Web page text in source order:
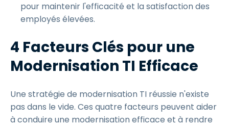
pour maintenir l'efficacité et la satisfaction des
employés élevées.
4 Facteurs Clés pour une
Modernisation TI Efficace
Une stratégie de modernisation TI réussie n'existe
pas dans le vide. Ces quatre facteurs peuvent aider
à conduire une modernisation efficace et à rendre